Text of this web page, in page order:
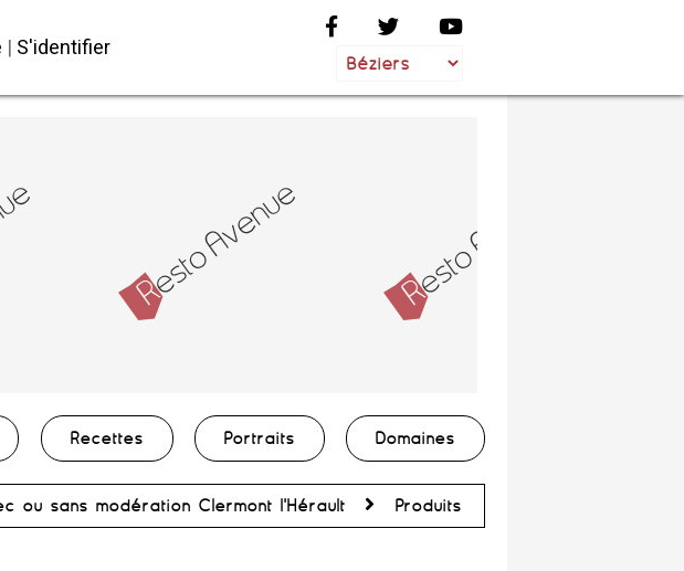
| S'identifier
Recettes Portraits Domaines
ou sans modération Clermont l'Hérault Produits